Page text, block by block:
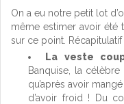
On a eu notre petit lot
même estimer avoir été
sur ce point. Récapitulatif
La veste
Banquise, la
qu’après avoir
d’avoir froid ! Du